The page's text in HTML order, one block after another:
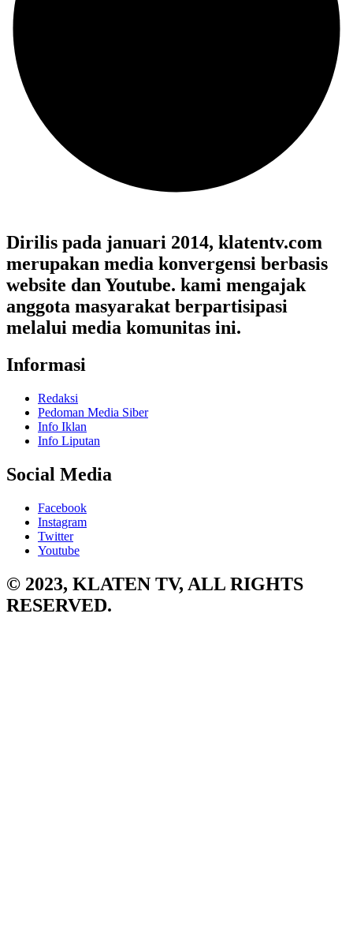
Dirilis pada januari 2014, klatentv.com
merupakan media konvergensi berbasis
website dan Youtube. kami mengajak
anggota masyarakat berpartisipasi
melalui media komunitas ini.
Informasi
Redaksi
Pedoman Media Siber
Info Iklan
Info Liputan
Social Media
Facebook
Instagram
Twitter
Youtube
© 2023, KLATEN TV, ALL RIGHTS
RESERVED.